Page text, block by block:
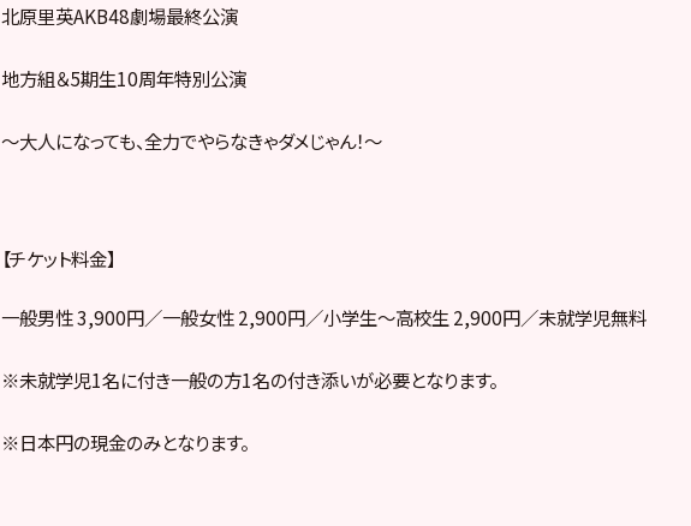
北原里英AKB48劇場最終公演
地方組＆5期生10周年特別公演
〜大人になっても、全力でやらなきゃダメじゃん！〜
【チケット料金】
一般男性 3,900円／一般女性 2,900円／小学生～高校生 2,900円／未就学児無料
※未就学児1名に付き一般の方1名の付き添いが必要となります。
※日本円の現金のみとなります。